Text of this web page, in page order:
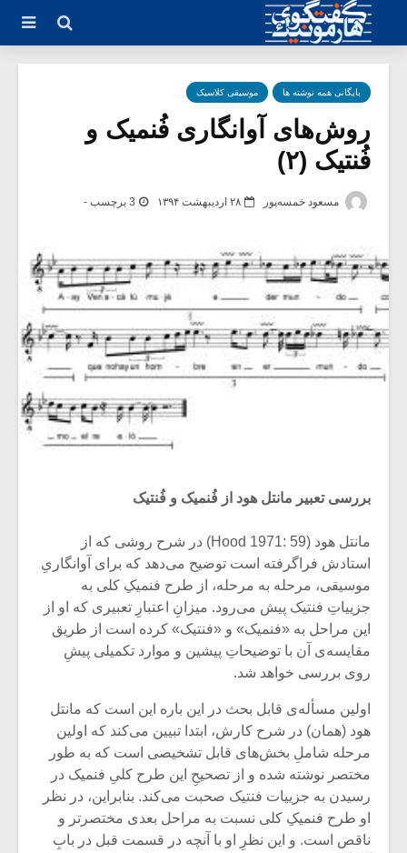
بایگانی همه نوشته ها موسیقی کلاسیک
روش‌های آوانگاری فُنمیک و
فُنتیک (۲)
مسعود خمسه‌پور ۲۸ اردیبهشت ۱۳۹۴ 3 برچسب -
بررسی تعبیر مانتل هود از فُنمیک و فُنتیک
مانتل هود (Hood 1971: 59) در شرح روشی که از
استادش فراگرفته است توضیح می‌دهد که برای آوانگاریِ
موسیقی، مرحله به مرحله، از طرح فنمیکِ کلی به
جزییاتِ فنتیک پیش می‌رود. میزانِ اعتبارِ تعبیری که او از
این مراحل به «فنمیک» و «فنتیک» کرده است از طریق
مقایسه‌ی آن با توضیحاتِ پیشین و موارد تکمیلی پیشِ
روی بررسی خواهد شد.
اولین مسأله‌ی قابل بحث در این باره این است که مانتل
هود (همان) در شرح کارش، ابتدا تبیین می‌کند که اولین
مرحله شاملِ بخش‌های قابل تشخیصی است که به طور
مختصر نوشته شده و از تصحیحِ این طرح کلیِ فنمیک در
رسیدن به جزییات فنتیک صحبت می‌کند. بنابراین، در نظر
او طرح فنمیکِ کلی نسبت به مراحل بعدی مختصرتر و
ناقص است. و این نظرِ او با آنچه در قسمت قبل در بابِ